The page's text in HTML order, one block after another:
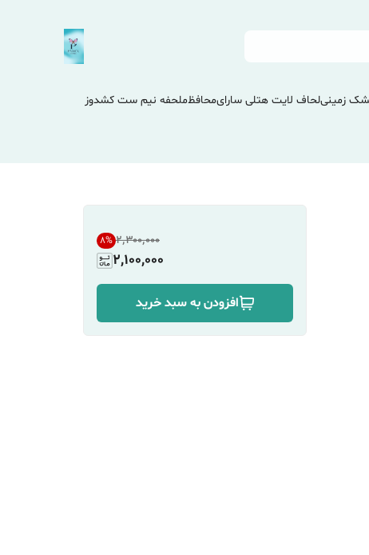
زمینیلحاف لایت هتلی سارایمحافظملحفه نیم ست کشدوز
۲٬۳۰۰٬۰۰۰ 8%
2,100,000
افزودن به سبد خرید